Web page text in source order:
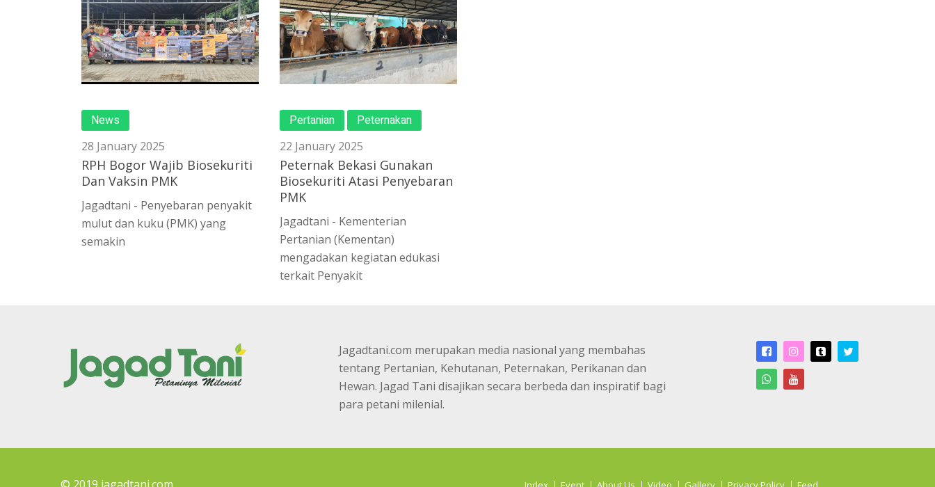
News
28 January 2025
RPH Bogor Wajib Biosekuriti
Dan Vaksin PMK
Jagadtani - Penyebaran penyakit
mulut dan kuku (PMK) yang
semakin
Pertanian Peternakan
22 January 2025
Peternak Bekasi Gunakan
Biosekuriti Atasi Penyebaran
PMK
Jagadtani - Kementerian
Pertanian (Kementan)
mengadakan kegiatan edukasi
terkait Penyakit
Jagadtani.com merupakan media nasional yang membahas
tentang Pertanian, Kehutanan, Peternakan, Perikanan dan
Hewan. Jagad Tani disajikan secara berbeda dan inspiratif bagi
para petani milenial.